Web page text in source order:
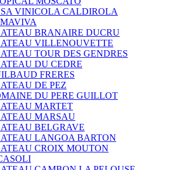
VINICOLA CALDIROLA
BRANAIRE DUCRU
VILLENOUVETTE
TOUR DES GENDRES
DU CEDRE
FRERES
DE PEZ
DU PERE GUILLOT
MARTET
MARSAU
BELGRAVE
LANGOA BARTON
CROIX MOUTON